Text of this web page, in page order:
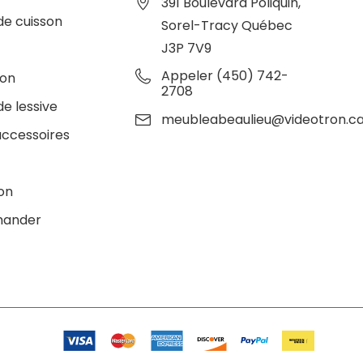
cuisson
lessive
Sorel-Tracy Québec
J3P 7V9
Appeler (450) 742-
2708